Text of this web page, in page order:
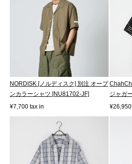
NORDISK [ノルディスク] 別注 オープ
ンカラーシャツ [NU81702-JF]
¥7,700 tax in
ジャガ